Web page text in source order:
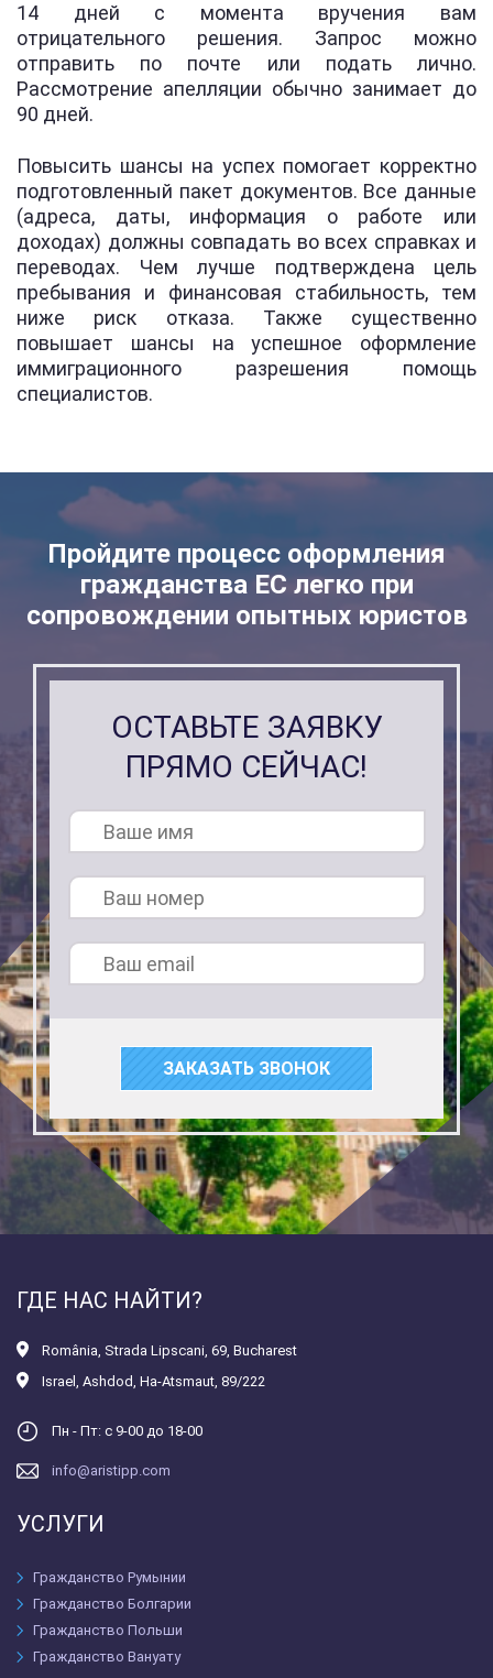
14 дней с момента вручения вам
отрицательного решения. Запрос можно
отправить по почте или подать лично.
Рассмотрение апелляции обычно занимает до
90 дней.
Повысить шансы на успех помогает корректно
подготовленный пакет документов. Все данные
(адреса, даты, информация о работе или
доходах) должны совпадать во всех справках и
переводах. Чем лучше подтверждена цель
пребывания и финансовая стабильность, тем
ниже риск отказа. Также существенно
повышает шансы на успешное оформление
иммиграционного разрешения помощь
специалистов.
Пройдите процесс оформления
гражданства ЕС легко при
сопровождении опытных юристов
ОСТАВЬТЕ ЗАЯВКУ
ПРЯМО СЕЙЧАС!
ЗАКАЗАТЬ ЗВОНОК
ГДЕ НАС НАЙТИ?
România, Strada Lipscani, 69, Bucharest
Israel , Ashdod, Ha-Atsmaut, 89/222
Пн - Пт: с 9-00 до 18-00
info@aristipp.com
УСЛУГИ
Гражданство Румынии
Гражданство Болгарии
Гражданство Польши
Гражданство Вануату